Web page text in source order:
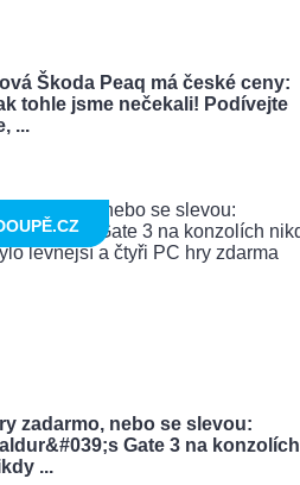
Škoda Peaq má české ceny:
tohle jsme nečekali! Podívejte
...
zadarmo, nebo se slevou:
Gate 3 na konzolích
...